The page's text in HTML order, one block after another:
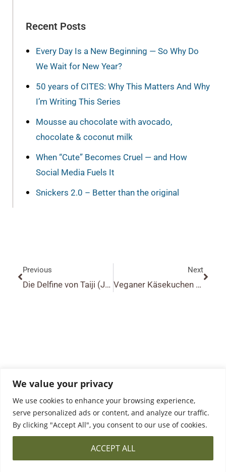
We value your privacy
We use cookies to enhance your browsing experience,
serve personalized ads or content, and analyze our traffic.
By clicking "Accept All", you consent to our use of cookies.
ACCEPT ALL
Recent Posts
Every Day Is a New Beginning — So Why Do
We Wait for New Year?
50 years of CITES: Why This Matters And Why
I’m Writing This Series
Mousse au chocolate with avocado,
chocolate & coconut milk
When “Cute” Becomes Cruel — and How
Social Media Fuels It
Snickers 2.0 – Better than the original
Previous
Die Delfine von Taiji (Japan) | The Dolphins of Taiji (Japan)
Next
Veganer Käsekuchen mit Sojajoghurt und Kichererbsen Baiser | Vegan cheesecake with chick pea meringue
DATA PROTECTION PRIVACY POLICY & CONTACT